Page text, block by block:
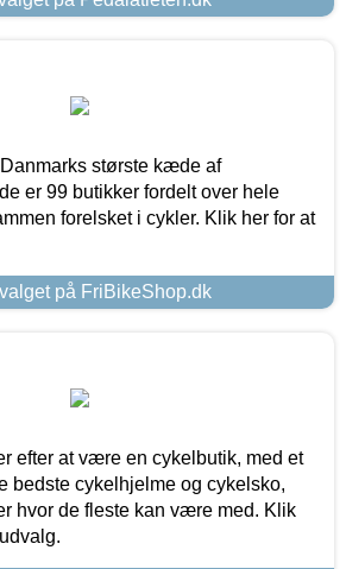
største kæde af
er 99 butikker fordelt over hele
forelsket i cykler. Klik her for at
på FriBikeShop.dk
efter at være en cykelbutik, med et
bedste cykelhjelme og cykelsko,
hvor de fleste kan være med. Klik